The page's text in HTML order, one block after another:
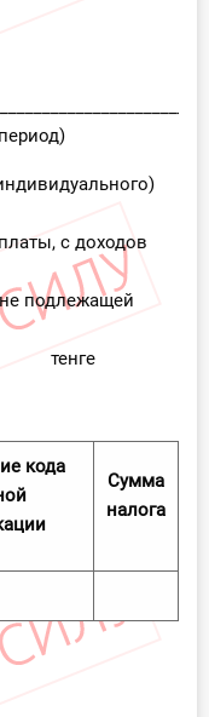
с доходов
подлежащей
кода
Сумма
налога